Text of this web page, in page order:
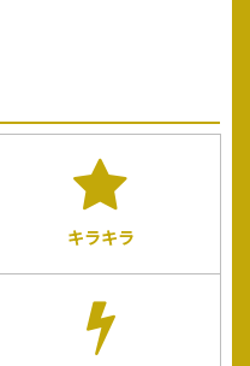
キラキラ